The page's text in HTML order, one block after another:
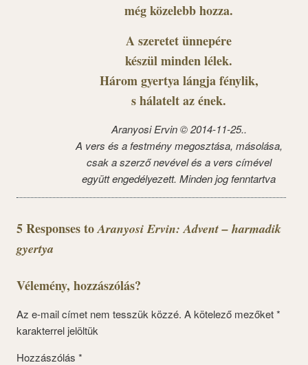
még közelebb hozza.
A szeretet ünnepére
készül minden lélek.
Három gyertya lángja fénylik,
s hálatelt az ének.
Aranyosi Ervin © 2014-11-25..
A vers és a festmény megosztása, másolása,
csak a szerző nevével és a vers címével
együtt engedélyezett. Minden jog fenntartva
5 Responses toAranyosi Ervin: Advent – harmadik
gyertya
Vélemény, hozzászólás?
Az e-mail címet nem tesszük közzé. A kötelező mezőket*
karakterrel jelöltük
Hozzászólás *